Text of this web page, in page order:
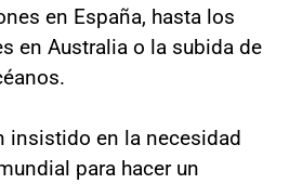
en España, hasta los
en Australia o la subida de
insistido en la necesidad
para hacer un